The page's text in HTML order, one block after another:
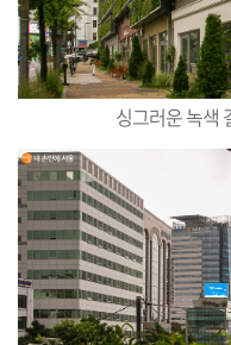
싱그러운 녹색